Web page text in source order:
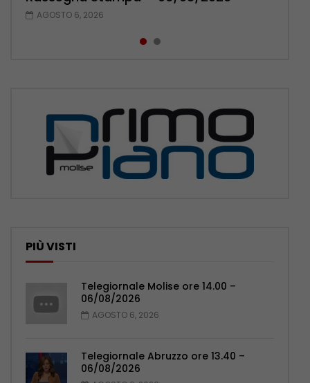
AGOSTO 6, 2026
AGOSTO 5, 2026
PIÙ VISTI
Telegiornale Molise ore 14.00 –
06/08/2026
AGOSTO 6, 2026
Telegiornale Abruzzo ore 13.40 –
06/08/2026